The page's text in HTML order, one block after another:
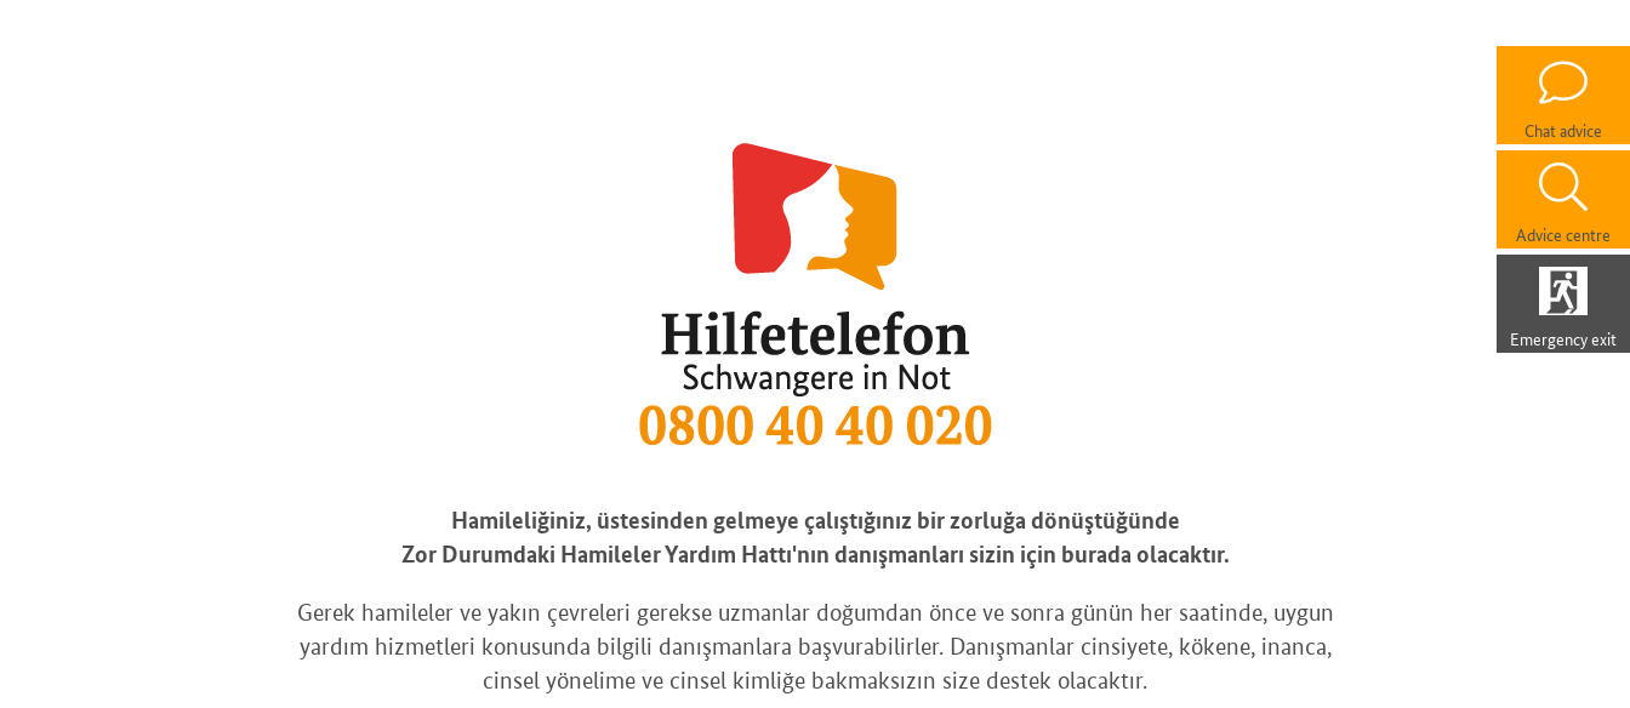
Chat advice
Advice centre
Emergency exit
Hamileliğiniz, üstesinden gelmeye çalıştığınız bir zorluğa dönüştüğünde
Zor Durumdaki Hamileler Yardım Hattı'nın danışmanları sizin için burada olacaktır.
Gerek hamileler ve yakın çevreleri gerekse uzmanlar doğumdan önce ve sonra günün her saatinde, uygun
yardım hizmetleri konusunda bilgili danışmanlara başvurabilirler. Danışmanlar cinsiyete, kökene, inanca,
cinsel yönelime ve cinsel kimliğe bakmaksızın size destek olacaktır.